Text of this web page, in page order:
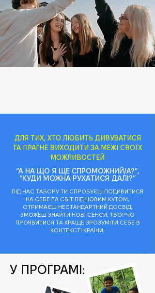
ДЛЯ ТИХ, ХТО ЛЮБИТЬ ДИВУВАТИСЯ
ТА ПРАГНЕ ВИХОДИТИ ЗА МЕЖІ СВОЇХ
МОЖЛИВОСТЕЙ
“А НА ЩО Я ЩЕ СПРОМОЖНИЙ/А?”,
“КУДИ МОЖНА РУХАТИСЯ ДАЛІ?”
ПІД ЧАС ТАБОРУ ТИ СПРОБУЄШ ПОДИВИТИСЯ
НА СЕБЕ ТА СВІТ ПІД НОВИМ КУТОМ,
ОТРИМАЄШ НЕСТАНДАРТНИЙ ДОСВІД,
ЗМОЖЕШ ЗНАЙТИ НОВІ СЕНСИ, ТВОРЧО
ПРОЯВИТИСЯ ТА КРАЩЕ ЗРОЗУМІТИ СЕБЕ В
КОНТЕКСТІ КРАЇНИ.
У ПРОГРАМІ: